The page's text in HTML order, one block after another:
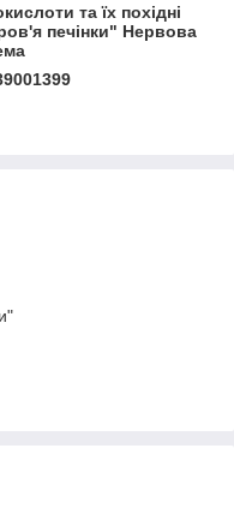
та їх похідні
печінки" Нервова